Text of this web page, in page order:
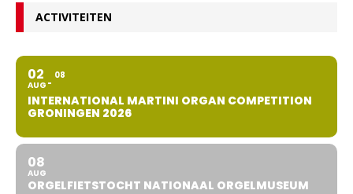
ACTIVITEITEN
02
AUG
08
INTERNATIONAL MARTINI ORGAN COMPETITION
GRONINGEN 2026
08
AUG
ORGELFIETSTOCHT NATIONAAL ORGELMUSEUM